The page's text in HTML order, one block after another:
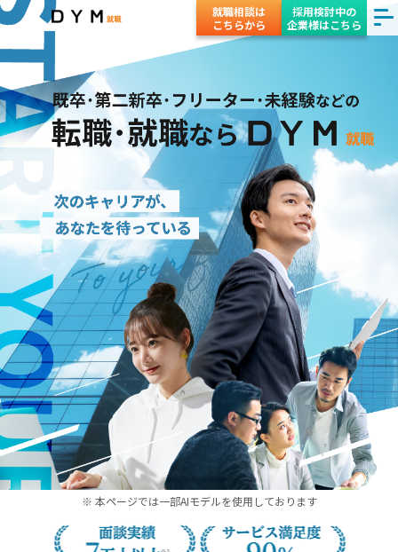
就職相談は
こちらから
採用検討中の
企業様はこちら
※ 本ページでは一部AIモデルを使用しております